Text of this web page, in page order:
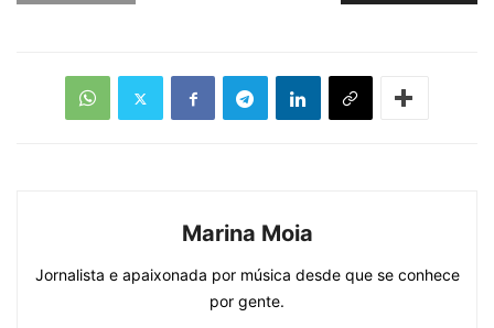
Marina Moia
Jornalista e apaixonada por música desde que se conhece
por gente.